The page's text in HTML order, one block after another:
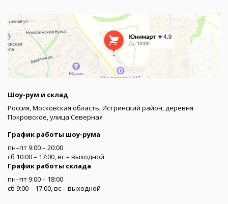
Шоу-рум и склад
Россия, Московская область, Истринский район, деревня
Покровское, улица Северная
График работы шоу-рума
пн–пт 9:00 – 20:00
сб 10:00 – 17:00, вс – выходной
График работы склада
пн–пт 9:00 – 18:00
сб 9:00 – 17:00, вс – выходной